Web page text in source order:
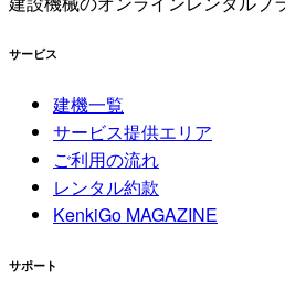
サービス
建機一覧
サービス提供エリア
ご利用の流れ
レンタル約款
KenkiGo MAGAZINE
サポート